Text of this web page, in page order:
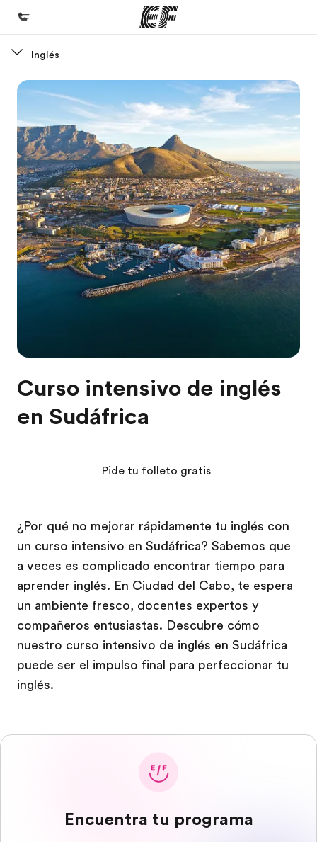
Bienvenido a EF
Programas
Ver todo lo que hacemos
Oficinas
Encuentra una oficina
Sobre nosotros
Quiénes somos
Trabajos
Inglés
Curso intensivo de inglés
en Sudáfrica
¿Por qué no mejorar rápidamente tu inglés con
un curso intensivo en Sudáfrica? Sabemos que
a veces es complicado encontrar tiempo para
aprender inglés. En Ciudad del Cabo, te espera
un ambiente fresco, docentes expertos y
compañeros entusiastas. Descubre cómo
nuestro curso intensivo de inglés en Sudáfrica
puede ser el impulso final para perfeccionar tu
inglés.
Pide tu folleto gratis
Encuentra tu programa